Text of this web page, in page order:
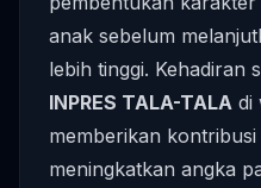
anak sebelum
lebih tinggi. Kehadiran
INPRES TALA-TALA di
memberikan
meningkatkan angka